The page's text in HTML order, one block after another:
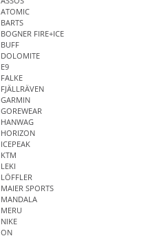
ATOMIC
BARTS
BOGNER FIRE+ICE
BUFF
DOLOMITE
E9
FALKE
FJÄLLRÄVEN
GARMIN
GOREWEAR
HANWAG
HORIZON
ICEPEAK
KTM
LEKI
LÖFFLER
MAIER SPORTS
MANDALA
MERU
NIKE
ON